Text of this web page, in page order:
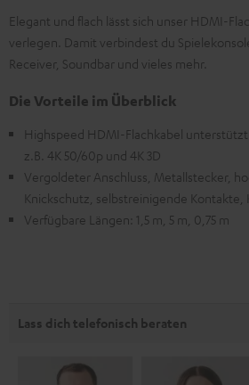
Elegant und flach lässt sich unser HDMI-
verlegen. Damit verbindest du
Receiver, Soundbar und vieles mehr.
Die Vorteile im Überblick
Highspeed HDMI-Flachkabel
z.B. 4K 50/60p und 4K 3D
Vergoldeter Anschluss, Metallstecker,
Knickschutz, selbstreinigende Kontakte,
Verfügbare Längen: 1,5 m, 5 m, 0,75 m
Lass dich telefonisch beraten